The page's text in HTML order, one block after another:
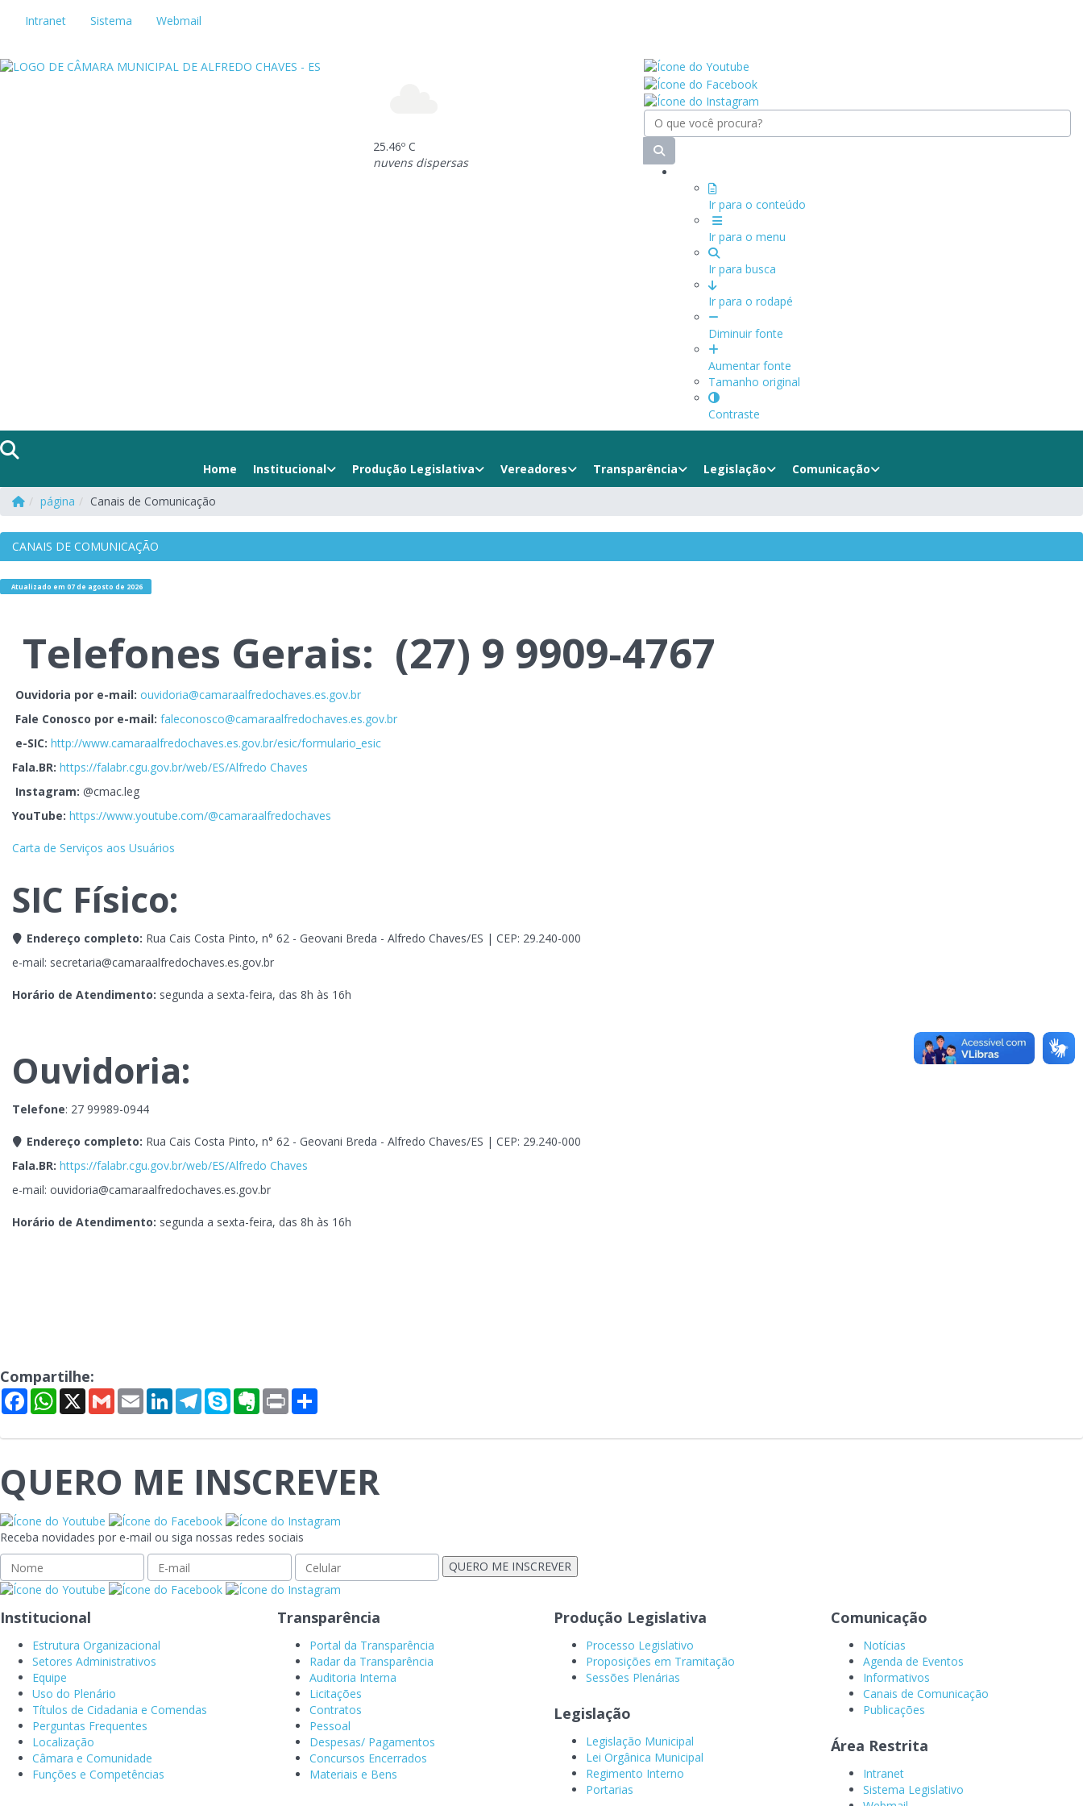
Intranet Sistema Webmail
25.46º C
nuvens dispersas
Ir para o conteúdo
Ir para o menu
Ir para busca
Ir para o rodapé
Diminuir fonte
Aumentar fonte
Tamanho original
Contraste
Home Institucional Produção Legislativa Vereadores Transparência Legislação Comunicação
página Canais de Comunicação
CANAIS DE COMUNICAÇÃO
Atualizado em 07 de agosto de 2026
Telefones Gerais: (27) 9 9909-4767
Ouvidoria por e-mail: ouvidoria@camaraalfredochaves.es.gov.br
Fale Conosco por e-mail: faleconosco@camaraalfredochaves.es.gov.br
e-SIC: http://www.camaraalfredochaves.es.gov.br/esic/formulario_esic
Fala.BR: https://falabr.cgu.gov.br/web/ES/Alfredo Chaves
Instagram: @cmac.leg
YouTube: https://www.youtube.com/@camaraalfredochaves
Carta de Serviços aos Usuários
SIC Físico:
Endereço completo: Rua Cais Costa Pinto, n° 62 - Geovani Breda - Alfredo Chaves/ES | CEP: 29.240-000
e-mail: secretaria@camaraalfredochaves.es.gov.br
Horário de Atendimento: segunda a sexta-feira, das 8h às 16h
Ouvidoria:
Telefone: 27 99989-0944
Endereço completo: Rua Cais Costa Pinto, n° 62 - Geovani Breda - Alfredo Chaves/ES | CEP: 29.240-000
Fala.BR: https://falabr.cgu.gov.br/web/ES/Alfredo Chaves
e-mail: ouvidoria@camaraalfredochaves.es.gov.br
Horário de Atendimento: segunda a sexta-feira, das 8h às 16h
Compartilhe:
FacebookWhatsApp
X Gmail Email LinkedInTelegram
Skype Evernote
Print
QUERO ME INSCREVER
Receba novidades por e-mail ou siga nossas redes sociais
Institucional
Estrutura Organizacional
Setores Administrativos
Equipe
Uso do Plenário
Títulos de Cidadania e Comendas
Perguntas Frequentes
Localização
Câmara e Comunidade
Funções e Competências
Transparência
Portal da Transparência
Radar da Transparência
Auditoria Interna
Licitações
Contratos
Pessoal
Despesas/ Pagamentos
Concursos Encerrados
Materiais e Bens
Produção Legislativa
Processo Legislativo
Proposições em Tramitação
Sessões Plenárias
Legislação
Legislação Municipal
Lei Orgânica Municipal
Regimento Interno
Portarias
Comunicação
Notícias
Agenda de Eventos
Informativos
Canais de Comunicação
Publicações
Área Restrita
Intranet
Sistema Legislativo